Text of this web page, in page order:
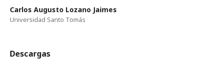
Carlos Augusto Lozano Jaimes
Universidad Santo Tomás
Descargas